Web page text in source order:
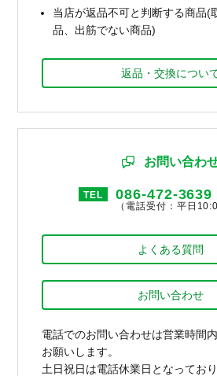
当店が返品不可と判断する商品(
品、出筋でない商品)
返品・交換につい
お問い合わ
TEL 086-472-3639
（電話受付：平日
よくある質問
お問い合わせ
電話でのお問い合わせは営業時間
お願いします。
土日祝日は電話休業日となっており